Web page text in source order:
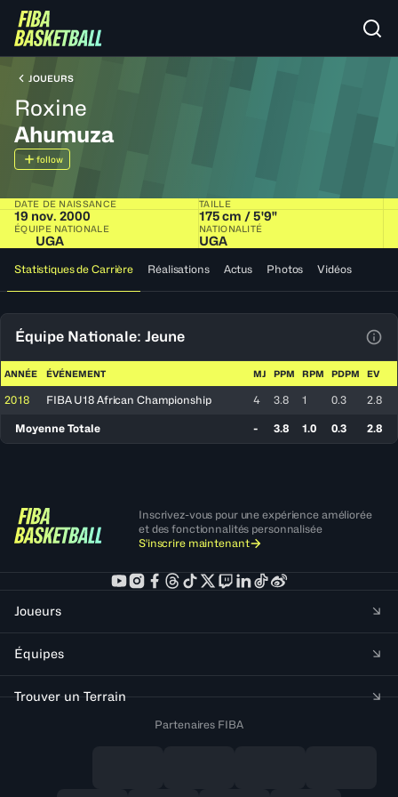
JOUEURS
Roxine
Ahumuza
follow
DATE DE NAISSANCE
19 nov. 2000
TAILLE
175 cm / 5'9"
ÉQUIPE NATIONALE
UGA
NATIONALITÉ
UGA
Statistiques de Carrière Réalisations Actus Photos Vidéos
Équipe Nationale: Jeune
ANNÉE ÉVÉNEMENT MJ PPM RPM PDPM EV
2018 FIBA U18 African Championship 4 3.8 1 0.3 2.8
Moyenne Totale - 3.8 1.0 0.3 2.8
Inscrivez-vous pour une expérience améliorée
et des fonctionnalités personnalisée
S'inscrire maintenant
Joueurs
Équipes
Trouver un Terrain
Partenaires FIBA